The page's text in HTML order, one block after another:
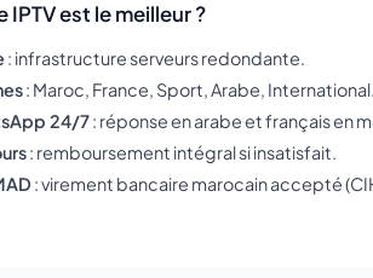
est le meilleur ?
: infrastructure serveurs redondante.
: Maroc, France, Sport, Arabe, International.
24/7: réponse en arabe et français en
: remboursement intégral si insatisfait.
: virement bancaire marocain accepté